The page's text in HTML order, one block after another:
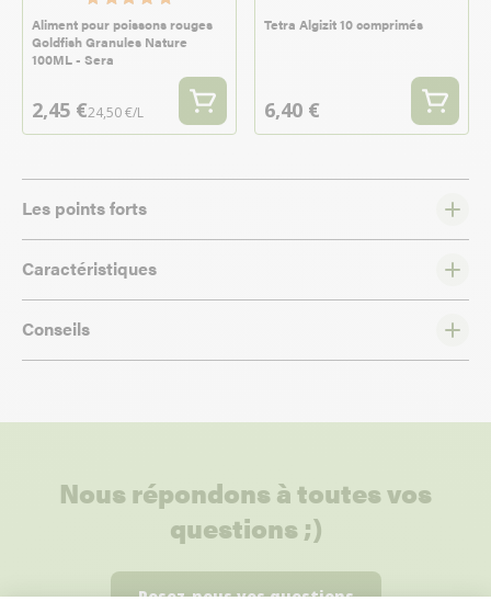
Aliment pour poissons rouges
Goldfish Granules Nature
100ML - Sera
2,45 €24,50 €/L
Tetra Algizit 10 comprimés
6,40 €
Les points forts
Caractéristiques
Conseils
Nous répondons à toutes vos
questions ;)
Posez-nous vos questions